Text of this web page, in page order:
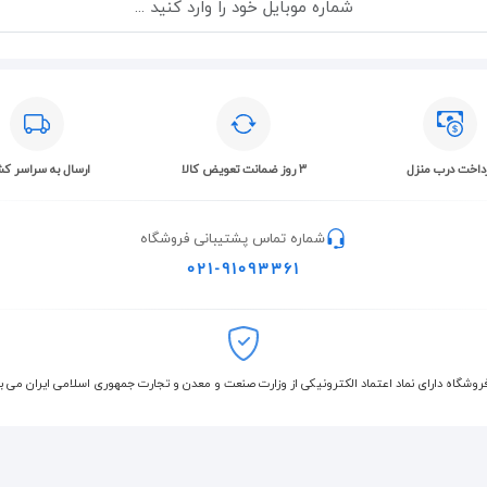
درب منزل ۳ روز ضمانت تعویض کالا ارسال به سراسر
شماره تماس پشتیبانی فروشگاه
021-91093361
دارای نماد اعتماد الکترونیکی از وزارت صنعت و معدن و تجارت جمهوری اسلامی ایران می